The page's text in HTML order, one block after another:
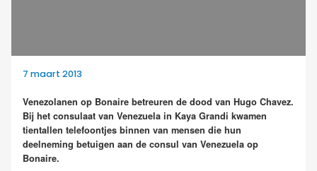
7 maart 2013
Venezolanen op Bonaire betreuren de dood van Hugo Chavez.
Bij het consulaat van Venezuela in Kaya Grandi kwamen
tientallen telefoontjes binnen van mensen die hun
deelneming betuigen aan de consul van Venezuela op
Bonaire.